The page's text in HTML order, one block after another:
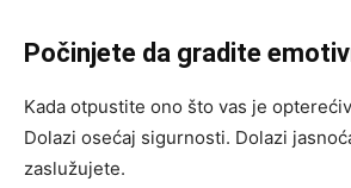
Počinjete da gradite
Kada otpustite ono što vas je
Dolazi osećaj sigurnosti. Dolazi
zaslužujete.